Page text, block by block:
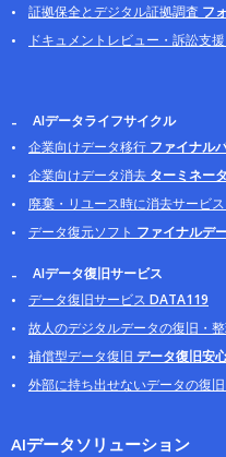
証拠保全とデジタル証拠調査 フ
ドキュメントレビュー・訴訟支援
AIデータライフサイクル
企業向けデータ移行 ファイナル
企業向けデータ消去 ターミネー
廃棄・リユース時に消去サービス
データ復元ソフト ファイナルデ
AIデータ復旧サービス
データ復旧サービス DATA119
故人のデジタルデータの復旧・
補償型データ復旧 データ復旧安
外部に持ち出せないデータの復旧
AIデータソリューション